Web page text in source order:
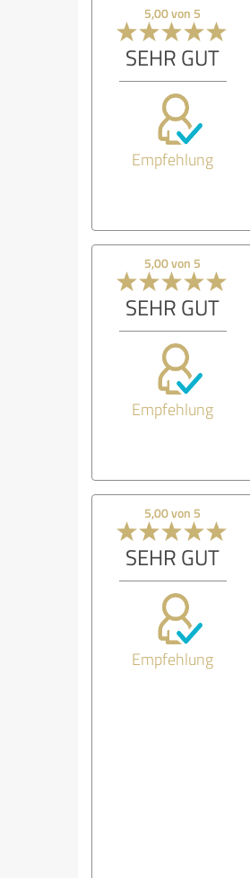
5,00 von 5
SEHR GUT
Empfehlung
5,00 von 5
SEHR GUT
Empfehlung
5,00 von 5
SEHR GUT
Empfehlung